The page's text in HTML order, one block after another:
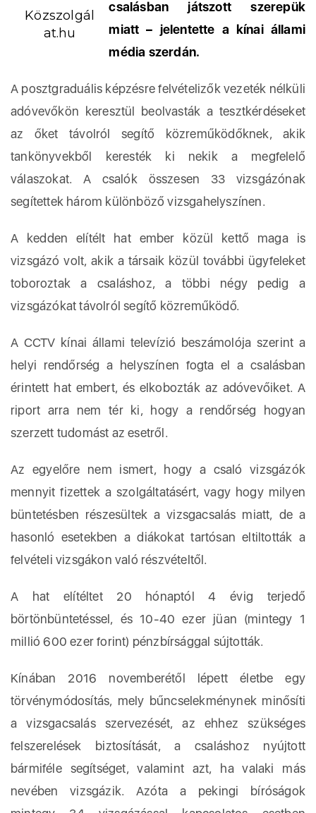
Közszolgál
at.hu
csalásban játszott szerepük
miatt – jelentette a kínai állami
média szerdán.
A posztgraduális képzésre felvételizők vezeték nélküli
adóvevőkön keresztül beolvasták a tesztkérdéseket
az őket távolról segítő közreműködőknek, akik
tankönyvekből keresték ki nekik a megfelelő
válaszokat. A csalók összesen 33 vizsgázónak
segítettek három különböző vizsgahelyszínen.
A kedden elítélt hat ember közül kettő maga is
vizsgázó volt, akik a társaik közül további ügyfeleket
toboroztak a csaláshoz, a többi négy pedig a
vizsgázókat távolról segítő közreműködő.
A CCTV kínai állami televízió beszámolója szerint a
helyi rendőrség a helyszínen fogta el a csalásban
érintett hat embert, és elkobozták az adóvevőiket. A
riport arra nem tér ki, hogy a rendőrség hogyan
szerzett tudomást az esetről.
Az egyelőre nem ismert, hogy a csaló vizsgázók
mennyit fizettek a szolgáltatásért, vagy hogy milyen
büntetésben részesültek a vizsgacsalás miatt, de a
hasonló esetekben a diákokat tartósan eltiltották a
felvételi vizsgákon való részvételtől.
A hat elítéltet 20 hónaptól 4 évig terjedő
börtönbüntetéssel, és 10-40 ezer jüan (mintegy 1
millió 600 ezer forint) pénzbírsággal sújtották.
Kínában 2016 novemberétől lépett életbe egy
törvénymódosítás, mely bűncselekménynek minősíti
a vizsgacsalás szervezését, az ehhez szükséges
felszerelések biztosítását, a csaláshoz nyújtott
bármiféle segítséget, valamint azt, ha valaki más
nevében vizsgázik. Azóta a pekingi bíróságok